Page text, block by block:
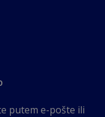
putem e-pošte ili